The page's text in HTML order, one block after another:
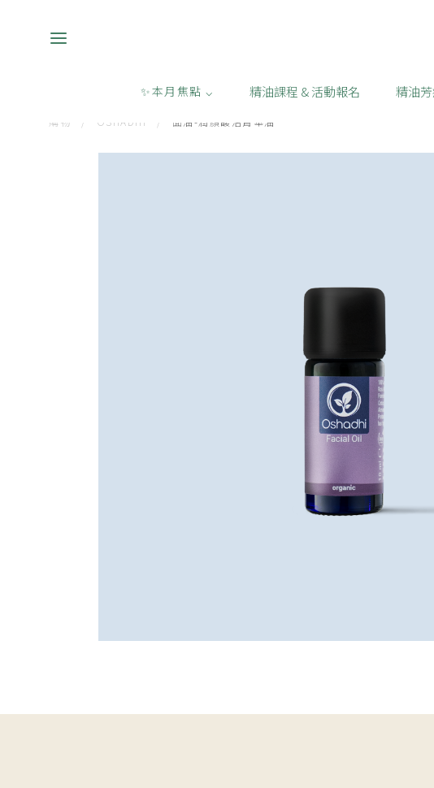
✨本月焦點 ⌵ 精油課程 & 活動報名 精油
購物 / OSHADHI / 面油-潤顏馥活菁華油